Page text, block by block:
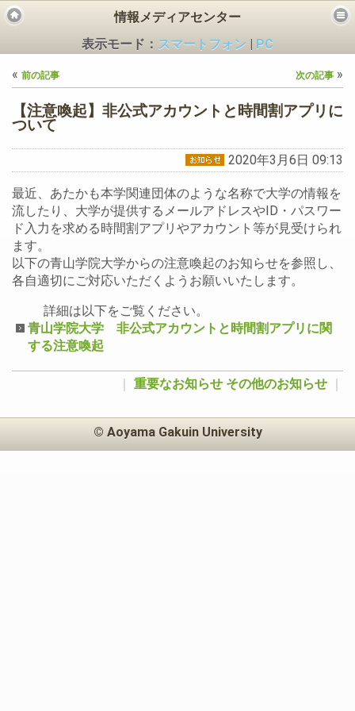
情報メディアセンター
表示モード： スマートフォン
PC
« 前の記事 次の記事 »
【注意喚起】非公式アカウントと時間割アプリに
ついて
2020年3月6日 09:13
最近、あたかも本学関連団体のような名称で大学の情報を
流したり、大学が提供するメールアドレスやID・パスワー
ド入力を求める時間割アプリやアカウント等が見受けられ
ます。
以下の青山学院大学からの注意喚起のお知らせを参照し、
各自適切にご対応いただくようお願いいたします。
詳細は以下をご覧ください。
青山学院大学 非公式アカウントと時間割アプリに関
する注意喚起
重要なお知らせ その他のお知らせ
© Aoyama Gakuin University